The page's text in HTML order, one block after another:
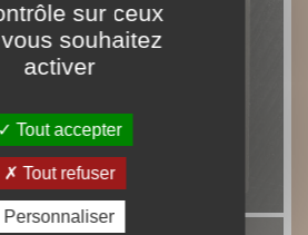
sur ceux
souhaitez
activer
Tout accepter
Tout refuser
Personnaliser